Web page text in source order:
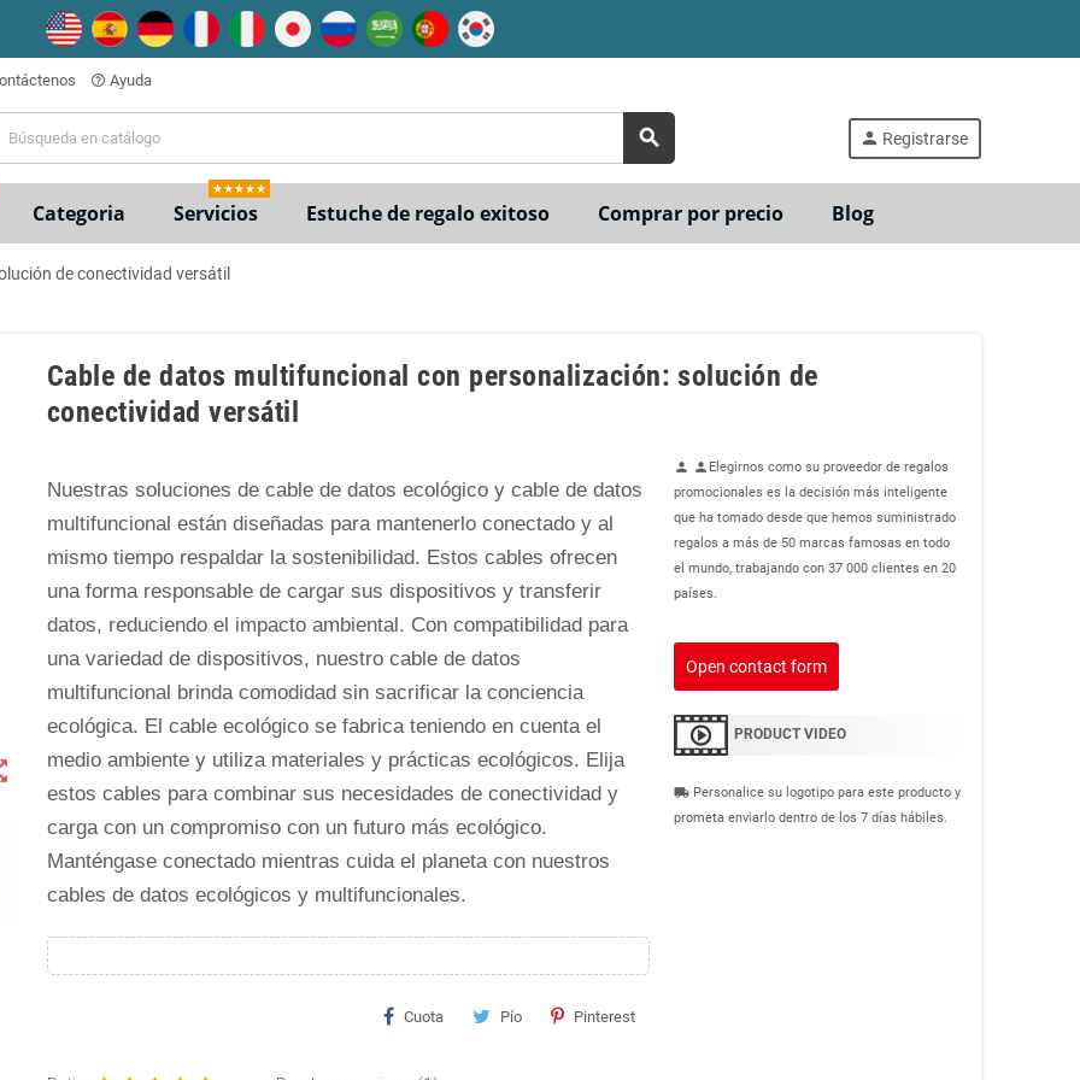
help_outline Ayuda
search person Registrarse
Categoria Servicios
★★★★★
Estuche de regalo exitoso Comprar por precio Blog
de conectividad versátil
Cable de datos multifuncional con personalización: solución de
conectividad versátil
Nuestras soluciones de cable de datos ecológico y cable de datos
multifuncional están diseñadas para mantenerlo conectado y al
mismo tiempo respaldar la sostenibilidad. Estos cables ofrecen
una forma responsable de cargar sus dispositivos y transferir
datos, reduciendo el impacto ambiental. Con compatibilidad para
una variedad de dispositivos, nuestro cable de datos
multifuncional brinda comodidad sin sacrificar la conciencia
ecológica. El cable ecológico se fabrica teniendo en cuenta el
medio ambiente y utiliza materiales y prácticas ecológicos. Elija
estos cables para combinar sus necesidades de conectividad y
carga con un compromiso con un futuro más ecológico.
Manténgase conectado mientras cuida el planeta con nuestros
cables de datos ecológicos y multifuncionales.
Cuota Pío Pinterest
person personElegirnos como su proveedor de regalos
promocionales es la decisión más inteligente
que ha tomado desde que hemos suministrado
regalos a más de 50 marcas famosas en todo
el mundo, trabajando con 37 000 clientes en 20
países.
Open contact form
PRODUCT VIDEO
local_shipping Personalice su logotipo para este producto y
prometa enviarlo dentro de los 7 días hábiles.